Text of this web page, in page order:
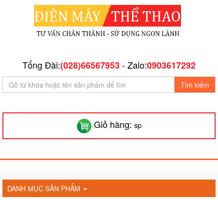
Tổng Đài:(028)66567953- Zalo:0903617292
Tìm kiếm
Giỏ hàng: sp
DANH MỤC SẢN PHẨM